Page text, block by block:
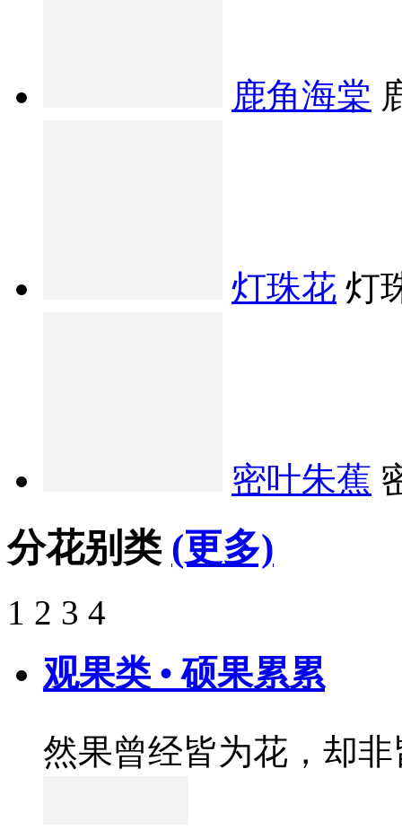
鹿角海棠
灯珠花 灯
密叶朱蕉
分花别类 (更多)
1 2 3 4
观果类 • 硕果累累
然果曾经皆为花，却